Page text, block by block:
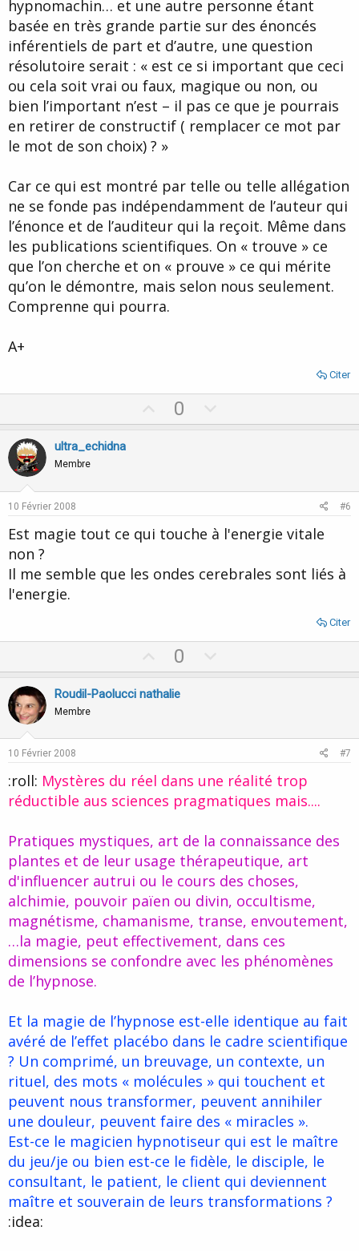
hypnomachin… et une autre personne étant
basée en très grande partie sur des énoncés
inférentiels de part et d’autre, une question
résolutoire serait : « est ce si important que ceci
ou cela soit vrai ou faux, magique ou non, ou
bien l’important n’est – il pas ce que je pourrais
en retirer de constructif ( remplacer ce mot par
le mot de son choix) ? »
Car ce qui est montré par telle ou telle allégation
ne se fonde pas indépendamment de l’auteur qui
l’énonce et de l’auditeur qui la reçoit. Même dans
les publications scientifiques. On « trouve » ce
que l’on cherche et on « prouve » ce qui mérite
qu’on le démontre, mais selon nous seulement.
Comprenne qui pourra.
A+
Citer
p
0
o
t
e
ultra_echidna
Membre
10 Février 2008 #6
Est magie tout ce qui touche à l'energie vitale
non ?
Il me semble que les ondes cerebrales sont liés à
l'energie.
Citer
p
v
t
0
o
v
e
Roudil-Paolucci nathalie
Membre
10 Février 2008 #7
:roll: Mystères du réel dans une réalité trop
réductible aus sciences pragmatiques mais....
Pratiques mystiques, art de la connaissance des
plantes et de leur usage thérapeutique, art
d'influencer autrui ou le cours des choses,
alchimie, pouvoir païen ou divin, occultisme,
magnétisme, chamanisme, transe, envoutement,
…la magie, peut effectivement, dans ces
dimensions se confondre avec les phénomènes
de l’hypnose.
Et la magie de l’hypnose est-elle identique au fait
avéré de l’effet placébo dans le cadre scientifique
? Un comprimé, un breuvage, un contexte, un
rituel, des mots « molécules » qui touchent et
peuvent nous transformer, peuvent annihiler
une douleur, peuvent faire des « miracles ».
Est-ce le magicien hypnotiseur qui est le maître
du jeu/je ou bien est-ce le fidèle, le disciple, le
consultant, le patient, le client qui deviennent
maître et souverain de leurs transformations ?
:idea: